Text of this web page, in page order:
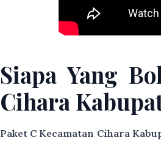
Siapa Yang
Cihara
Paket C Kecamatan Cihara